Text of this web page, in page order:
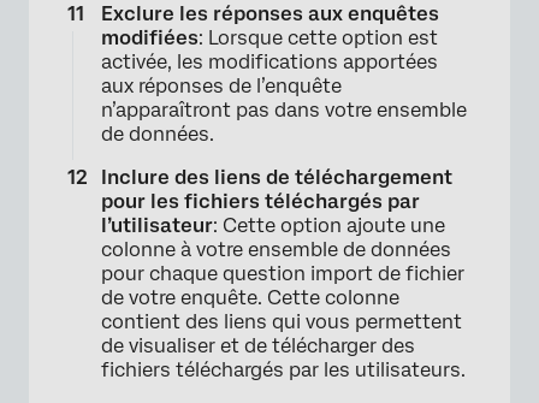
Exclure les réponses aux enquêtes
modifiées: Lorsque cette option est
activée, les modifications apportées
aux réponses de l’enquête
n’apparaîtront pas dans votre ensemble
de données.
Inclure des liens de téléchargement
pour les fichiers téléchargés par
l’utilisateur: Cette option ajoute une
colonne à votre ensemble de données
pour chaque question import de fichier
de votre enquête. Cette colonne
contient des liens qui vous permettent
de visualiser et de télécharger des
fichiers téléchargés par les utilisateurs.